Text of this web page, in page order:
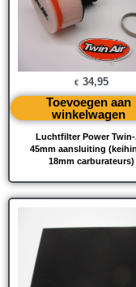
Luchtfilter Power
45mm aansluiting
18mm carburateurs)
€ 34,95
Toevoegen aan
winkelwagen